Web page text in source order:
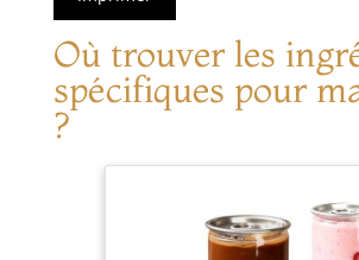
Où trouver les
spécifiques pour
?